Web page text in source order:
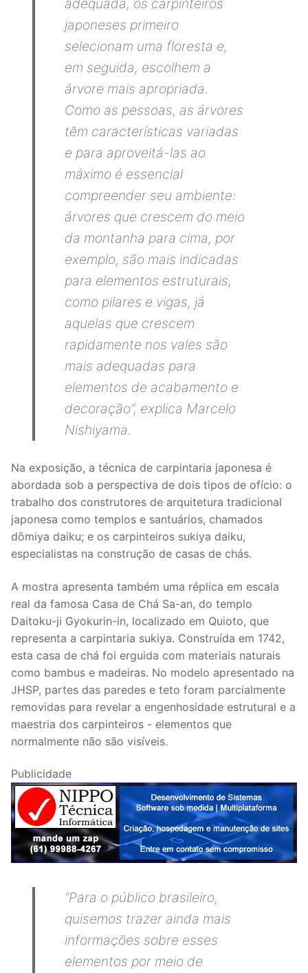
adequada, os carpinteiros
japoneses primeiro
selecionam uma floresta e,
em seguida, escolhem a
árvore mais apropriada.
Como as pessoas, as árvores
têm características variadas
e para aproveitá-las ao
máximo é essencial
compreender seu ambiente:
árvores que crescem do meio
da montanha para cima, por
exemplo, são mais indicadas
para elementos estruturais,
como pilares e vigas, já
aquelas que crescem
rapidamente nos vales são
mais adequadas para
elementos de acabamento e
decoração”, explica Marcelo
Nishiyama.
Na exposição, a técnica de carpintaria japonesa é
abordada sob a perspectiva de dois tipos de ofício: o
trabalho dos construtores de arquitetura tradicional
japonesa como templos e santuários, chamados
dōmiya daiku; e os carpinteiros sukiya daiku,
especialistas na construção de casas de chás.
A mostra apresenta também uma réplica em escala
real da famosa Casa de Chá Sa-an, do templo
Daitoku-ji Gyokurin-in, localizado em Quioto, que
representa a carpintaria sukiya. Construída em 1742,
esta casa de chá foi erguida com materiais naturais
como bambus e madeiras. No modelo apresentado na
JHSP, partes das paredes e teto foram parcialmente
removidas para revelar a engenhosidade estrutural e a
maestria dos carpinteiros - elementos que
normalmente não são visíveis.
Publicidade
“Para o público brasileiro,
quisemos trazer ainda mais
informações sobre esses
elementos por meio de